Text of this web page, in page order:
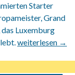
Starter
Grand
Luxemburg
16.06.2014
weiterlesen →